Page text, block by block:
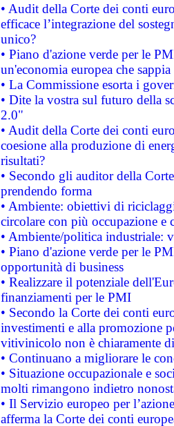
• Audit della Corte dei conti
efficace l’integrazione del
unico?
• Piano d'azione verde per le
un'economia europea che
• La Commissione esorta i
• Dite la vostra sul futuro della
2.0"
• Audit della Corte dei conti
coesione alla produzione di
risultati?
• Secondo gli auditor della
prendendo forma
• Ambiente: obiettivi di
circolare con più occupazione e
• Ambiente/politica industriale:
• Piano d'azione verde per le
opportunità di business
• Realizzare il potenziale
finanziamenti per le PMI
• Secondo la Corte dei conti
investimenti e alla promozione
vitivinicolo non è chiaramente
• Continuano a migliorare le
• Situazione occupazionale e
molti rimangono indietro
• Il Servizio europeo per
afferma la Corte dei conti